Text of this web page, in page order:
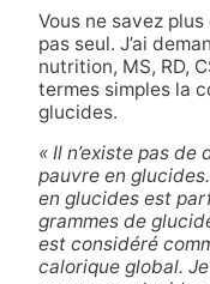
Vous ne savez plus
pas seul. J’ai
nutrition, MS, RD,
termes simples la
glucides.
« Il n’existe pas
pauvre en
en glucides est
grammes de
est considéré
calorique global.